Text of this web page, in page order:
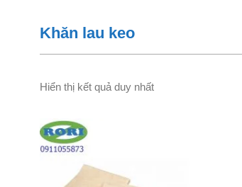
Khăn lau keo
Hiển thị kết quả duy nhất